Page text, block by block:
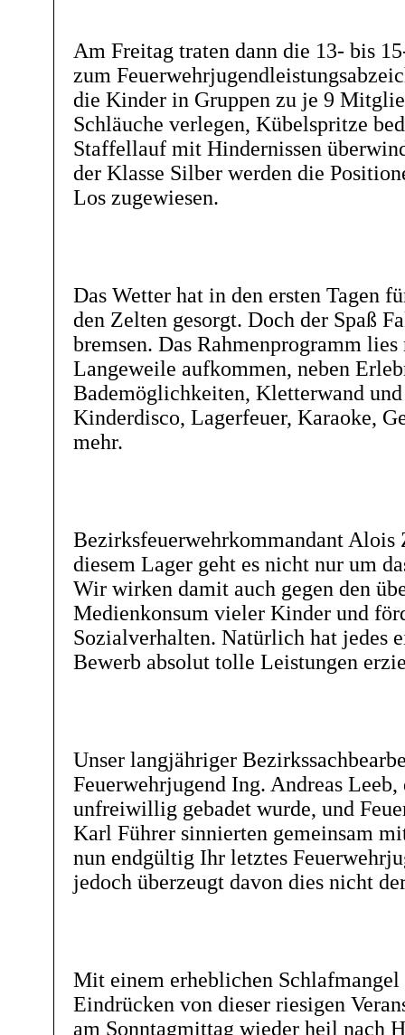
Am Freitag traten dann die 13- bis
zum
die Kinder in Gruppen zu je 9
Schläuche verlegen, Kübelspritze
Staffellauf mit Hindernissen
der Klasse Silber werden die
Los zugewiesen.
Das Wetter hat in den ersten Tagen
den Zelten gesorgt. Doch der Spaß
bremsen. Das Rahmenprogramm
Langeweile aufkommen, neben
Bademöglichkeiten, Kletterwand und
Kinderdisco, Lagerfeuer, Karaoke,
mehr.
Bezirksfeuerwehrkommandant Alois
diesem Lager geht es nicht nur um
Wir wirken damit auch gegen den
Medienkonsum vieler Kinder und
Sozialverhalten. Natürlich hat jedes
Bewerb absolut tolle Leistungen
Unser langjähriger
Feuerwehrjugend Ing. Andreas Leeb,
unfreiwillig gebadet wurde, und
Karl Führer sinnierten gemeinsam
nun endgültig Ihr letztes
jedoch überzeugt davon dies nicht
Mit einem erheblichen Schlafmangel
Eindrücken von dieser riesigen
am Sonntagmittag wieder heil nach